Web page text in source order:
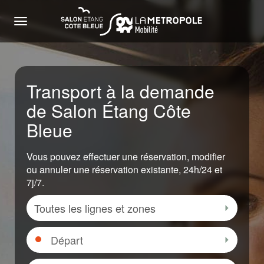
Menu
Transport à la demande
de Salon Étang Côte
Bleue
Vous pouvez effectuer une réservation, modifier
ou annuler une réservation existante, 24h/24 et
7j/7.
Zone
Départ